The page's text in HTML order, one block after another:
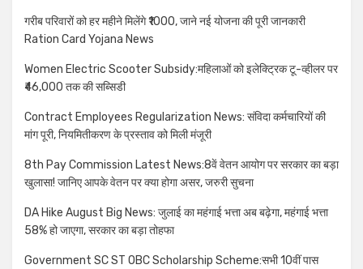
गरीब परिवारों को हर महीने मिलेंगे ₹1000, जाने नई योजना की पूरी जानकारी
Ration Card Yojana News
Women Electric Scooter Subsidy:महिलाओं को इलेक्ट्रिक टू-व्हीलर पर
₹46,000 तक की सब्सिडी
Contract Employees Regularization News: संविदा कर्मचारियों की
मांग पूरी, नियमितीकरण के प्रस्ताव को मिली मंजूरी
8th Pay Commission Latest News:8वें वेतन आयोग पर सरकार का बड़ा
खुलासा! जानिए आपके वेतन पर क्या होगा असर, जरुरी सुचना
DA Hike August Big News: जुलाई का महंगाई भत्ता अब बढ़ेगा, महंगाई भत्ता
58% हो जाएगा, सरकार का बड़ा तोहफा
Government SC ST OBC Scholarship Scheme:सभी 10वीं पास